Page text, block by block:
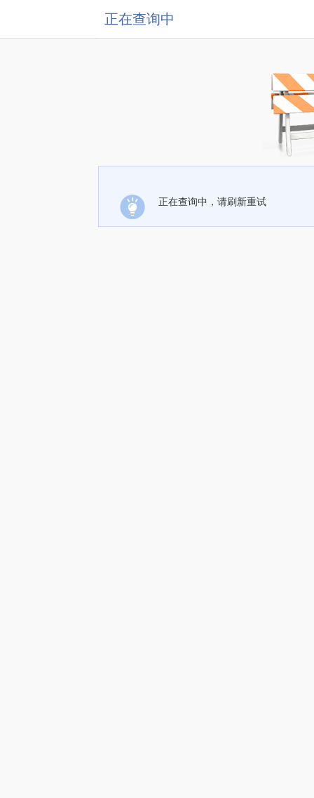
正在查询中
正在查询中，请刷新重试